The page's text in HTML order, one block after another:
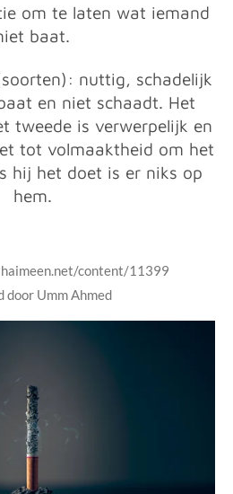
om te laten wat iemand
baat.
nuttig, schadelijk
en niet schaadt. Het
tweede is verwerpelijk en
tot volmaaktheid om het
hij het doet is er niks op
hem.
content/11399
door Umm Ahmed